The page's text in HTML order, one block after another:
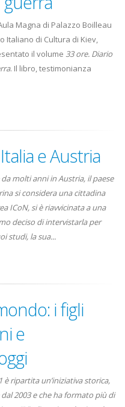
Magna di Palazzo Boilleau
Italiano di Cultura di Kiev,
il volume 33 ore. Diario
. Il libro, testimonianza
e Austria
molti anni in Austria, il paese
si considera una cittadina
ICoN, si è riavvicinata a una
deciso di intervistarla per
studi, la sua...
i figli
e
è ripartita un’iniziativa storica,
2003 e che ha formato più di